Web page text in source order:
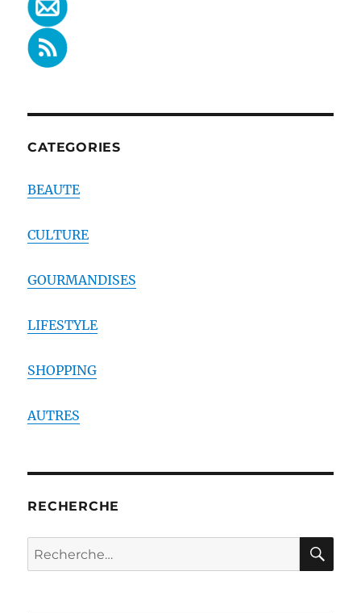
CATEGORIES
BEAUTE
CULTURE
GOURMANDISES
LIFESTYLE
SHOPPING
AUTRES
RECHERCHE
Recherche
pour :